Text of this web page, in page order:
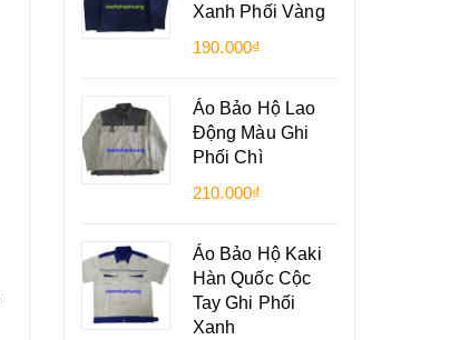
Xanh Phối Vàng
190.000₫
Áo Bảo Hộ Lao
Động Màu Ghi
Phối Chì
210.000₫
Áo Bảo Hộ Kaki
Hàn Quốc Cộc
Tay Ghi Phối
Xanh